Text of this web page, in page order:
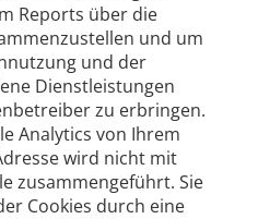
Reports über die
und um
und der
Dienstleistungen
zu erbringen.
Analytics von Ihrem
wird nicht mit
zusammengeführt. Sie
Cookies durch eine